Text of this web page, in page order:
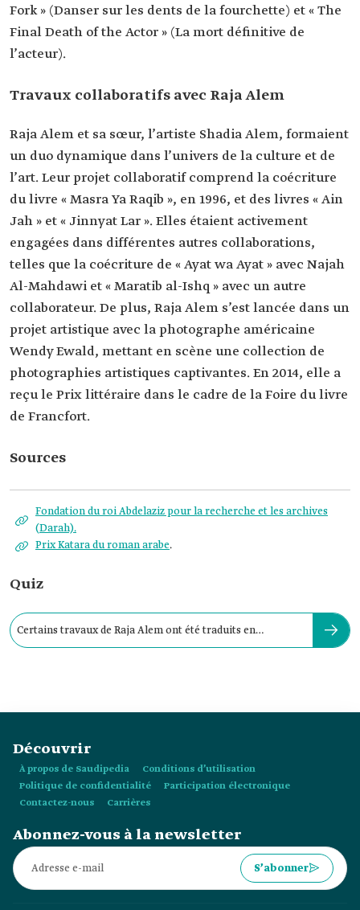
Fork » (Danser sur les dents de la fourchette) et « The
Final Death of the Actor » (La mort définitive de
l’acteur).
Travaux collaboratifs avec Raja Alem
Raja Alem et sa sœur, l’artiste Shadia Alem, formaient
un duo dynamique dans l’univers de la culture et de
l’art. Leur projet collaboratif comprend la coécriture
du livre « Masra Ya Raqib », en 1996, et des livres « Ain
Jah » et « Jinnyat Lar ». Elles étaient activement
engagées dans différentes autres collaborations,
telles que la coécriture de « Ayat wa Ayat » avec Najah
Al-Mahdawi et « Maratib al-Ishq » avec un autre
collaborateur. De plus, Raja Alem s’est lancée dans un
projet artistique avec la photographe américaine
Wendy Ewald, mettant en scène une collection de
photographies artistiques captivantes. En 2014, elle a
reçu le Prix littéraire dans le cadre de la Foire du livre
de Francfort.
Sources
Fondation du roi Abdelaziz pour la recherche et les archives
(Darah).
Prix Katara du roman arabe.
Quiz
Certains travaux de Raja Alem ont été traduits en
Découvrir
À propos de Saudipedia
Conditions d’utilisation
Politique de confidentialité
Participation électronique
Contactez-nous
Carrières
Abonnez-vous à la newsletter
S’abonner